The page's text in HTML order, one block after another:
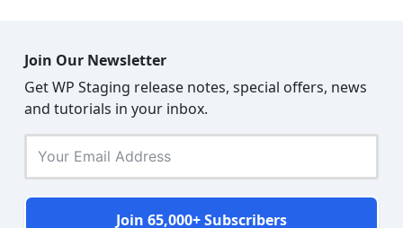
Join Our Newsletter
Get WP Staging release notes, special offers, news
and tutorials in your inbox.
Join 65,000+ Subscribers